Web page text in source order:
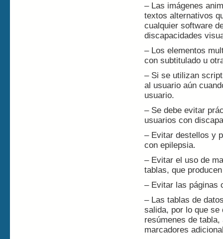
– Las imágenes
textos alternativos
cualquier software
discapacidades
– Los elementos
con subtitulado u
– Si se utilizan
al usuario aún
usuario.
– Se debe evitar
usuarios con
– Evitar destellos y
con epilepsia.
– Evitar el uso de
tablas, que
– Evitar las páginas
– Las tablas de
salida, por lo que
resúmenes de
marcadores